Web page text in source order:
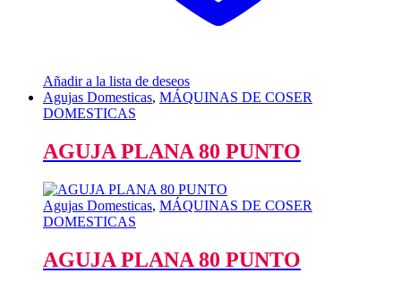
Añadir a la lista de deseos
Agujas Domesticas, MÁQUINAS DE COSER
DOMESTICAS
AGUJA PLANA 80 PUNTO
Agujas Domesticas, MÁQUINAS DE COSER
DOMESTICAS
AGUJA PLANA 80 PUNTO